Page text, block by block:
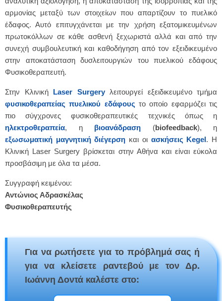
αρμονίας μεταξύ των στοιχείων που απαρτίζουν το πυελικό
έδαφος. Αυτό επιτυγχάνεται με την χρήση εξατομικευμένων
πρωτοκόλλων σε κάθε ασθενή ξεχωριστά αλλά και από την
συνεχή συμβουλευτική και καθοδήγηση από τον εξειδικευμένο
στην αποκατάσταση δυσλειτουργιών του πυελικού εδάφους
Φυσικοθεραπευτή.
Στην Κλινική Laser Surgeryλειτουργεί εξειδικευμένο τμήμα
φυσικοθεραπείας πυελικού εδάφους το οποίο εφαρμόζει τις
πιο σύγχρονες φυσικοθεραπευτικές τεχνικές όπως η
ηλεκτροθεραπεία, η βιοανάδραση (biofeedback), η
εξωσωματική μαγνητική διέγερση και οι ασκήσεις Kegel. Η
Κλινική Laser Surgery βρίσκεται στην Αθήνα και είναι εύκολα
προσβάσιμη με όλα τα μέσα.
Συγγραφή κειμένου:
Αντώνιος Αδρασκέλας
Φυσικοθεραπευτής
Για να ρωτήσετε για το πρόβλημά σας ή
για να κλείσετε ραντεβού με τον Δρ.
Ιωάννη Δοντά καλέστε στο: